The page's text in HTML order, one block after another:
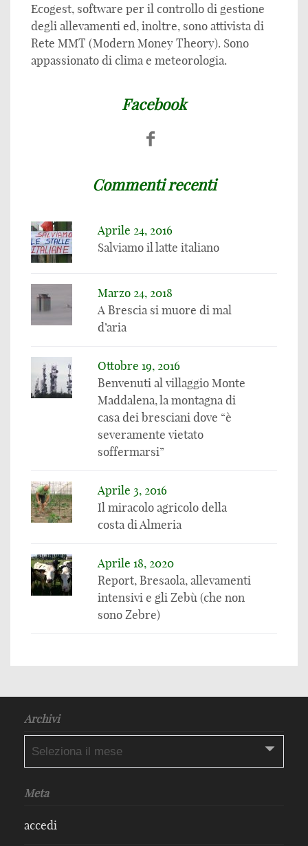
Ecogest, software per il controllo di gestione
degli allevamenti ed, inoltre, sono attivista di
Rete MMT (Modern Money Theory). Sono
appassionato di clima e meteorologia.
Facebook
Commenti recenti
Aprile 24, 2016
Salviamo il latte italiano
Marzo 24, 2018
A Brescia si muore di mal
d’aria
Ottobre 19, 2016
Benvenuti al villaggio Monte
Maddalena, la montagna di
casa dei bresciani dove “è
severamente vietato
soffermarsi”
Aprile 3, 2016
Il miracolo agricolo della
costa di Almeria
Aprile 18, 2020
Report, Bresaola, allevamenti
intensivi e gli Zebù (che non
sono Zebre)
Archivi
Meta
accedi